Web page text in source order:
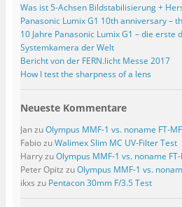
Was ist 5-Achsen Bildstabilisierung +
Panasonic Lumix G1 10th anniversary –
10 Jahre Panasonic Lumix G1 – die erste
Systemkamera der Welt
Bericht von der FERN.licht Messe 2017
How I test the sharpness of a lens
Neueste Kommentare
JanzuOlympus MMF-1 vs. noname FT-
FabiozuWalimex Slim MC UV-Filter Test
HarryzuOlympus MMF-1 vs. noname
Peter Opitz zuOlympus MMF-1 vs.
ikxs zu Pentacon 30mm F/3.5 Test